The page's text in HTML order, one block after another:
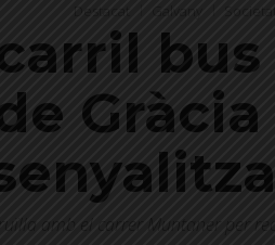
Societat
amb el carrer Muntaner per